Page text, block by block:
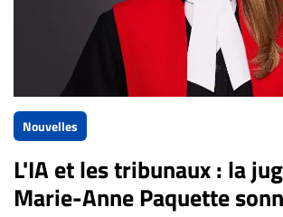
Nouvelles
L'IA et les tribunaux : la
Marie-Anne Paquette